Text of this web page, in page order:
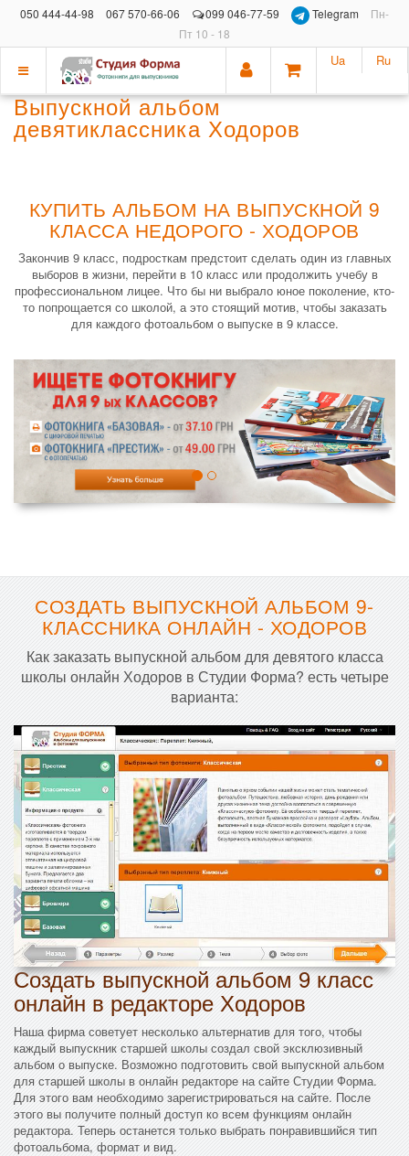
050 444-44-98 067 570-66-06 099 046-77-59 Telegram
Пн-
Пт 10 - 18
Показать
меню
Ua Ru
Выпускной альбом
девятиклассника Ходоров
КУПИТЬ АЛЬБОМ НА ВЫПУСКНОЙ 9
КЛАССА НЕДОРОГО - ХОДОРОВ
Закончив 9 класс, подросткам предстоит сделать один из главных
выборов в жизни, перейти в 10 класс или продолжить учебу в
профессиональном лицее. Что бы ни выбрало юное поколение, кто-
то попрощается со школой, а это стоящий мотив, чтобы заказать
для каждого фотоальбом о выпуске в 9 классе.
СОЗДАТЬ ВЫПУСКНОЙ АЛЬБОМ 9-
КЛАССНИКА ОНЛАЙН - ХОДОРОВ
Как заказать выпускной альбом для девятого класса
школы онлайн Ходоров в Студии Форма? есть четыре
варианта:
Создать выпускной альбом 9 класс
онлайн в редакторе Ходоров
Наша фирма советует несколько альтернатив для того, чтобы
каждый выпускник старшей школы создал свой эксклюзивный
альбом о выпуске. Возможно подготовить свой выпускной альбом
для старшей школы в онлайн редакторе на сайте Студии Форма.
Для этого вам необходимо зарегистрироваться на сайте. После
этого вы получите полный доступ ко всем функциям онлайн
редактора. Теперь останется только выбрать понравившийся тип
фотоальбома, формат и вид.